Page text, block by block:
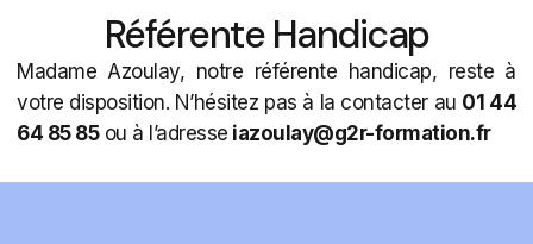
Référente Handicap
Madame Azoulay, notre référente handicap, reste à
votre disposition. N’hésitez pas à la contacter au 01 44
64 85 85ou à l’adresse iazoulay@g2r-formation.fr